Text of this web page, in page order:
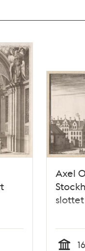
Axel
slottet